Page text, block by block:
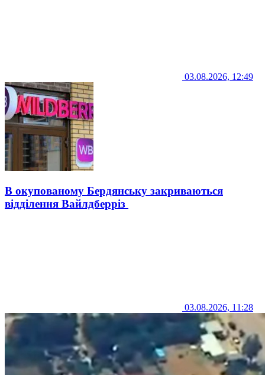
03.08.2026, 12:49
В окупованому Бердянську закриваються
відділення Вайлдберріз
03.08.2026, 11:28